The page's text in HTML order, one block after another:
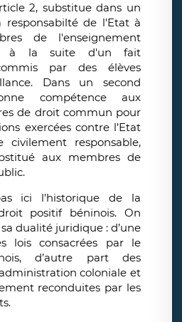
2, substitue dans un
de l'Etat à
de l'enseignement
à la suite d'un fait
par des élèves
Dans un second
compétence aux
de droit commun pour
exercées contre l’Etat
civilement responsable,
aux membres de
ici l’historique de la
positif béninois. On
dualité juridique : d’une
lois consacrées par le
d’autre part des
coloniale et
reconduites par les